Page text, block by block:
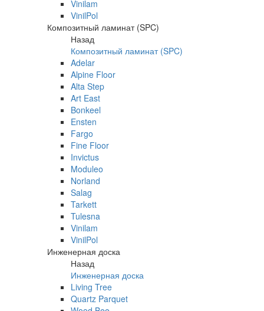
Vinilam
VinilPol
Композитный ламинат (SPC)
Назад
Композитный ламинат (SPC)
Adelar
Alpine Floor
Alta Step
Art East
Bonkeel
Ensten
Fargo
Fine Floor
Invictus
Moduleo
Norland
Salag
Tarkett
Tulesna
Vinilam
VinilPol
Инженерная доска
Назад
Инженерная доска
Living Tree
Quartz Parquet